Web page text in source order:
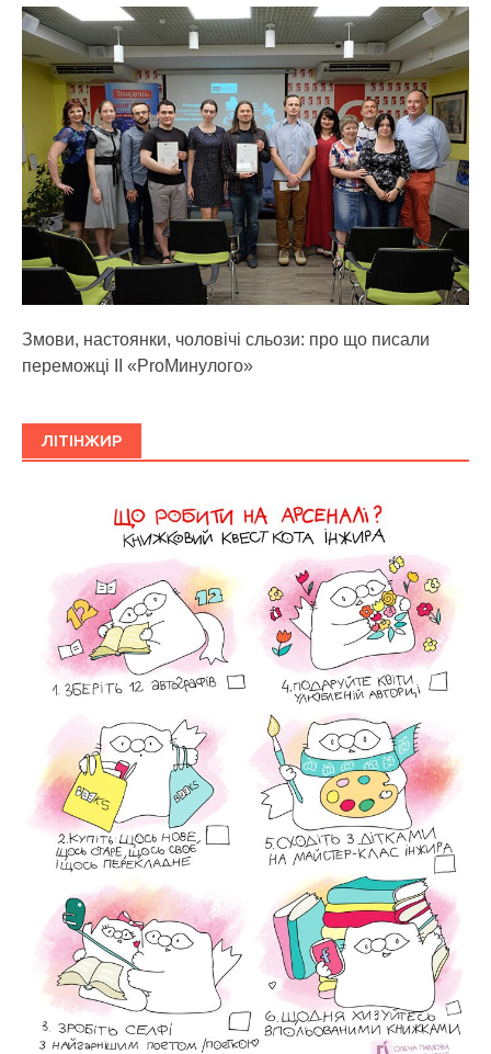
Змови, настоянки, чоловічі сльози: про що писали
переможці ІІ «ProМинулого»
ЛІТІНЖИР